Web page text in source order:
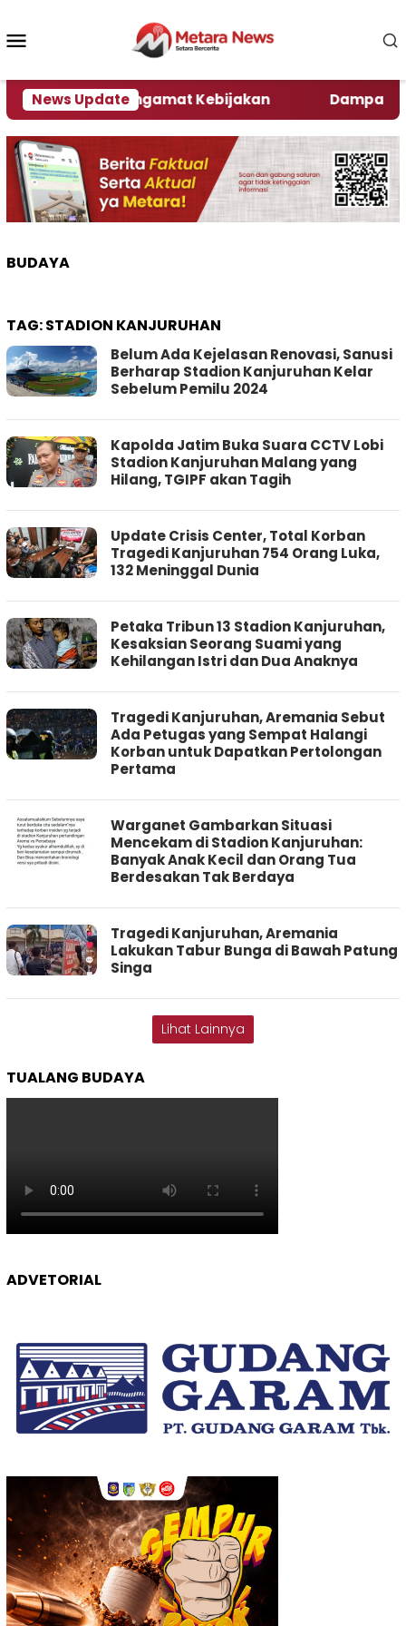
konten
News Update
Ini Kata Pengamat Kebijakan Dampak El
BUDAYA
TAG:STADION KANJURUHAN
Belum Ada Kejelasan Renovasi, Sanusi
Berharap Stadion Kanjuruhan Kelar
Sebelum Pemilu 2024
Kapolda Jatim Buka Suara CCTV Lobi
Stadion Kanjuruhan Malang yang
Hilang, TGIPF akan Tagih
Update Crisis Center, Total Korban
Tragedi Kanjuruhan 754 Orang Luka,
132 Meninggal Dunia
Petaka Tribun 13 Stadion Kanjuruhan,
Kesaksian Seorang Suami yang
Kehilangan Istri dan Dua Anaknya
Tragedi Kanjuruhan, Aremania Sebut
Ada Petugas yang Sempat Halangi
Korban untuk Dapatkan Pertolongan
Pertama
Warganet Gambarkan Situasi
Mencekam di Stadion Kanjuruhan:
Banyak Anak Kecil dan Orang Tua
Berdesakan Tak Berdaya
Tragedi Kanjuruhan, Aremania
Lakukan Tabur Bunga di Bawah Patung
Singa
Lihat Lainnya
TUALANG BUDAYA
ADVETORIAL